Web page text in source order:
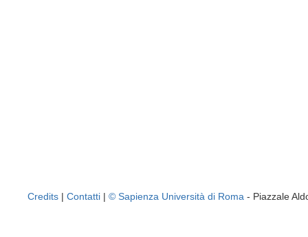
Credits | Contatti | © Sapienza Università di Roma - Piazzale